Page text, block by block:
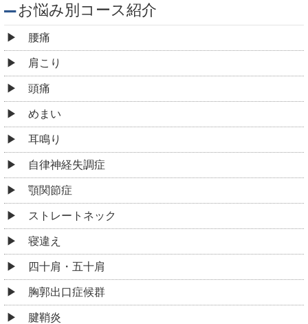
お悩み別コース紹介
腰痛
肩こり
頭痛
めまい
耳鳴り
自律神経失調症
顎関節症
ストレートネック
寝違え
四十肩・五十肩
胸郭出口症候群
腱鞘炎